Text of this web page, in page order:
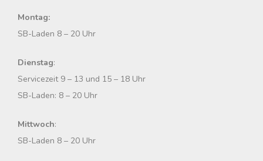
a
c
h
Montag:
SB-Laden 8 – 20 Uhr
Dienstag:
Servicezeit 9 – 13 und 15 – 18 Uhr
SB-Laden: 8 – 20 Uhr
Mittwoch:
SB-Laden 8 – 20 Uhr